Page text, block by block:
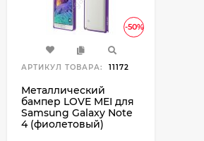
-50%
АРТИКУЛ ТОВАРА: 11172
Металлический
бампер LOVE MEI для
Samsung Galaxy Note
4 (фиолетовый)